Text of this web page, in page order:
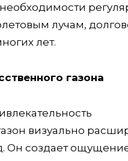
лучам,
лет.
газона
визуально
создает